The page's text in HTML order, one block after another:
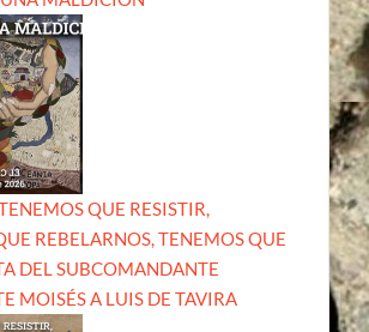
QUE RESISTIR,
REBELARNOS, TENEMOS QUE
DEL SUBCOMANDANTE
MOISÉS A LUIS DE TAVIRA